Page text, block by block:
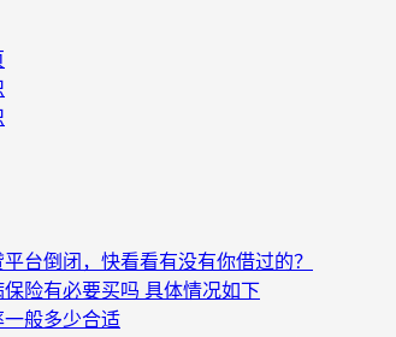
台倒闭，快看看有没有你借过的？
保险有必要买吗 具体情况如下
一般多少合适